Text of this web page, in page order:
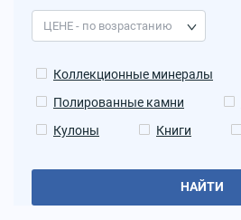
Коллекционные минералы
Полированные камни
Кулоны
Книги
НАЙТИ